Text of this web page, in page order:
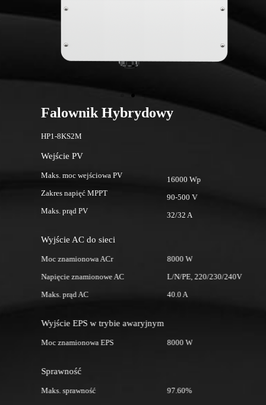
Falownik Hybrydowy
HP1-8KS2M
Wejście PV
Maks. moc wejściowa PV
Zakres napięć MPPT
Maks. prąd PV
16000 Wp
90-500 V
Wyjście AC do sieci
Moc znamionowa ACr
Napięcie znamionowe AC
Maks. prąd AC
L/N/PE, 220/230/240V
Wyjście EPS w trybie awaryjnym
Moc znamionowa EPS
Sprawność
Maks. sprawność